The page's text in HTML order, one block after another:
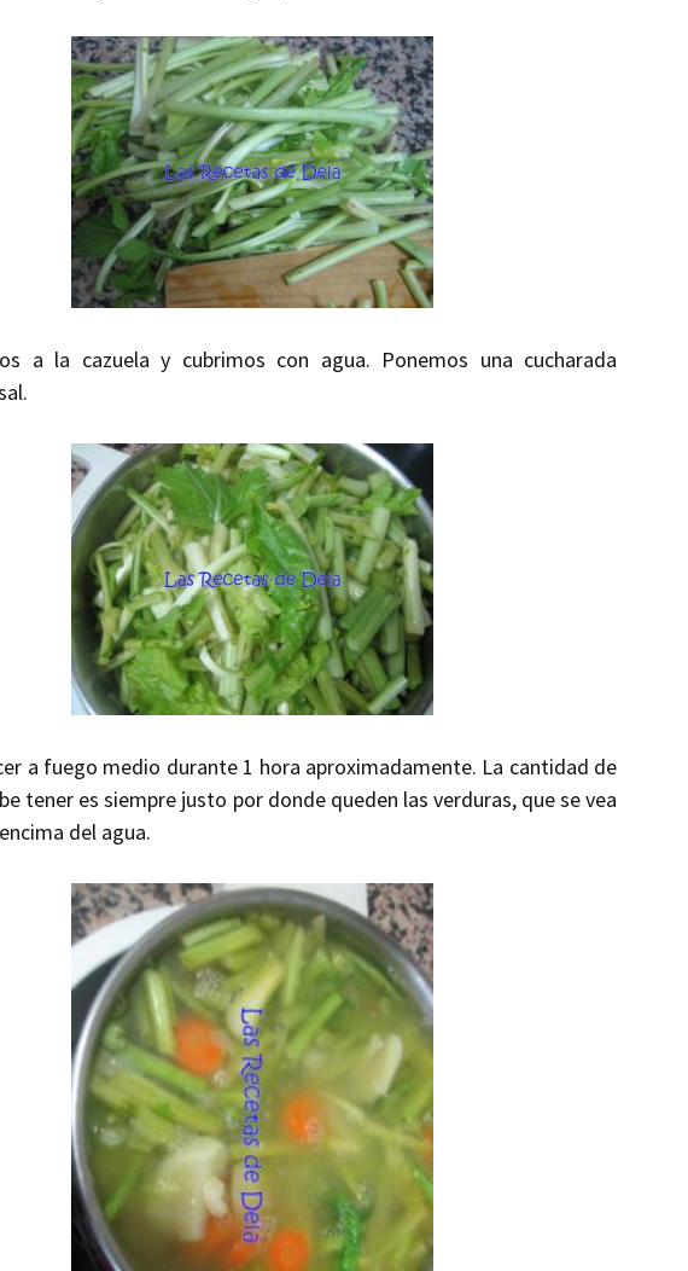
a la cazuela y cubrimos con agua. Ponemos una cucharada
a fuego medio durante 1 hora aproximadamente. La cantidad de
tener es siempre justo por donde queden las verduras, que se vea
del agua.